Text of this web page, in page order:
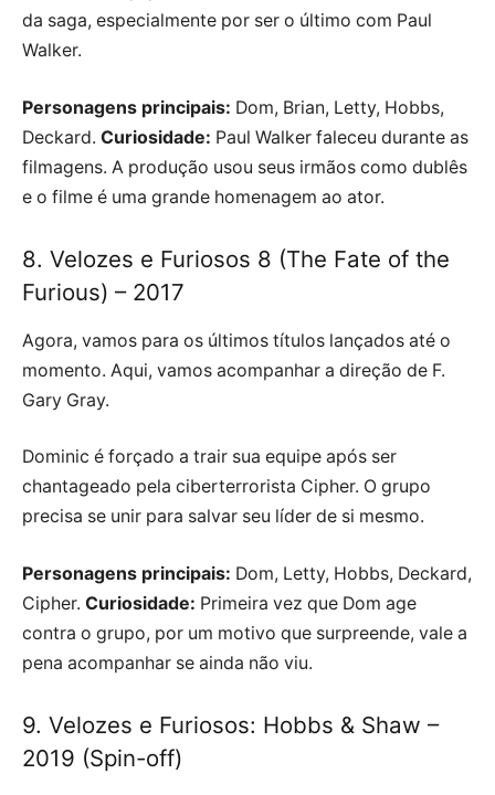
da saga, especialmente por ser o último com Paul
Walker.
Personagens principais: Dom, Brian, Letty, Hobbs,
Deckard. Curiosidade: Paul Walker faleceu durante as
filmagens. A produção usou seus irmãos como dublês
e o filme é uma grande homenagem ao ator.
8. Velozes e Furiosos 8 (The Fate of the
Furious) – 2017
Agora, vamos para os últimos títulos lançados até o
momento. Aqui, vamos acompanhar a direção de F.
Gary Gray.
Dominic é forçado a trair sua equipe após ser
chantageado pela ciberterrorista Cipher. O grupo
precisa se unir para salvar seu líder de si mesmo.
Personagens principais: Dom, Letty, Hobbs, Deckard,
Cipher. Curiosidade: Primeira vez que Dom age
contra o grupo, por um motivo que surpreende, vale a
pena acompanhar se ainda não viu.
9. Velozes e Furiosos: Hobbs & Shaw –
2019 (Spin-off)